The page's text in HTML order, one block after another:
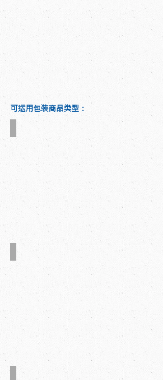
可运用包装商品类型：
灰纸板
硬纸板